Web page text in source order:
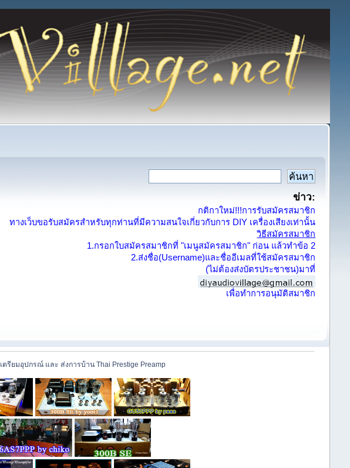
ข่าว:
กติกาใหม่!!!การรับสมัครสมาชิก
ทางเว็บขอรับสมัครสำหรับทุกท่านที่มีความสนใจเกี่ยวกับการ DIY เครื่องเสียงเท่านั้น
วิธีสมัครสมาชิก
1.กรอกใบสมัครสมาชิกที่ "เมนูสมัครสมาชิก" ก่อน แล้วทำข้อ 2
2.ส่งชื่อ(Username)และชื่ออีเมลที่ใช้สมัครสมาชิก
(ไม่ต้องส่งบัตรประชาชน)มาที่
เพื่อทำการอนุมัติสมาชิก
เตรียมอุปกรณ์ และ ส่งการบ้าน Thai Prestige Preamp